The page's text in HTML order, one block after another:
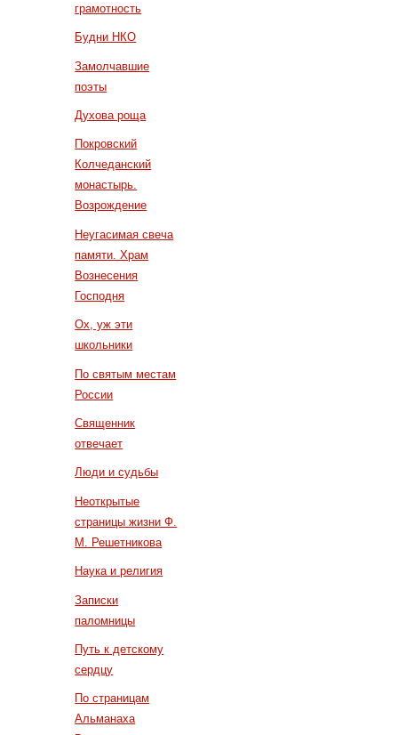
грамотность
Будни НКО
Замолчавшие
поэты
Духова роща
Покровский
Колчеданский
монастырь.
Возрождение
Неугасимая свеча
памяти. Храм
Вознесения
Господня
Ох, уж эти
школьники
По святым местам
России
Священник
отвечает
Люди и судьбы
Неоткрытые
страницы жизни Ф.
М. Решетникова
Наука и религия
Записки
паломницы
Путь к детскому
сердцу
По страницам
Альманаха